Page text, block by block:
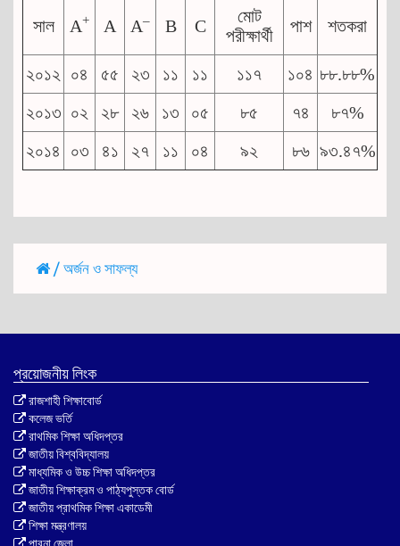
সাল A+ A A– B C
মোট
পরীক্ষার্থী
পাশ শতকরা
২০১২ ০৪ ৫৫ ২৩ ১১ ১১ ১১৭ ১০৪ ৮৮.৮৮%
২০১৩ ০২ ২৮ ২৬ ১৩ ০৫ ৮৫ ৭৪
৮৭%
২০১৪
০৩ ৪১ ২৭ ১১ ০৪ ৯২ ৮৬ ৯৩.৪৭%
/ অর্জন ও সাফল্য
প্রয়োজনীয় লিংক
রাজশাহী শিক্ষাবোর্ড
কলেজ ভর্তি
রাথমিক শিক্ষা অধিদপ্তর
জাতীয় বিশ্ববিদ্যালয়
মাধ্যমিক ও উচ্চ শিক্ষা অধিদপ্তর
জাতীয় শিক্ষাক্রম ও পাঠ্যপুস্তক বোর্ড
জাতীয় প্রাথমিক শিক্ষা একাডেমী
শিক্ষা মন্ত্রণালয়
পাবনা জেলা